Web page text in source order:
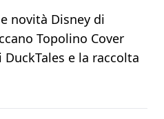
novità Disney di
Topolino Cover
e la raccolta